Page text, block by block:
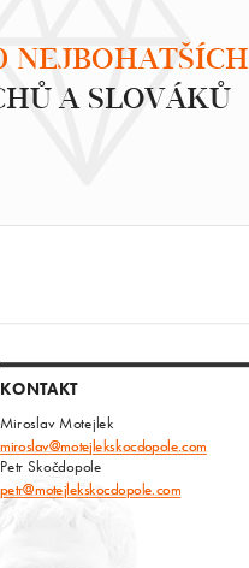
NEJBOHATŠÍCH
A SLOVÁKŮ
KONTAKT
Miroslav Motejlek
miroslav@motejlekskocdopole.com
Petr Skočdopole
petr@motejlekskocdopole.com